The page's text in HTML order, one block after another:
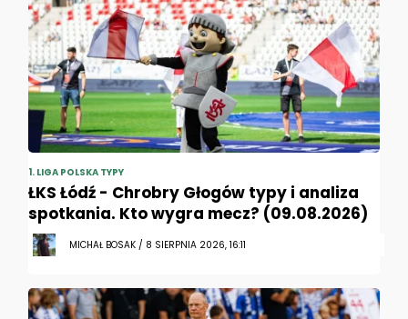
1. LIGA POLSKA TYPY
ŁKS Łódź - Chrobry Głogów typy i analiza
spotkania. Kto wygra mecz? (09.08.2026)
MICHAŁ BOSAK / 8 SIERPNIA 2026, 16:11